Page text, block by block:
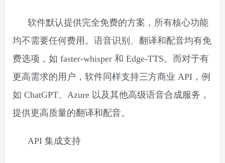
软件默认提供完全免费的方案，所有核心功能
均不需要任何费用。语音识别、翻译和配音均有免
费选项，如 faster-whisper 和 Edge-TTS。而对于有
更高需求的用户，软件同样支持三方商业 API，例
如 ChatGPT、Azure 以及其他高级语音合成服务，
提供更高质量的翻译和配音。
API 集成支持